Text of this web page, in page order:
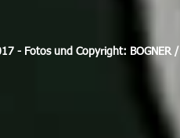
- Fotos und Copyright: BOGNER